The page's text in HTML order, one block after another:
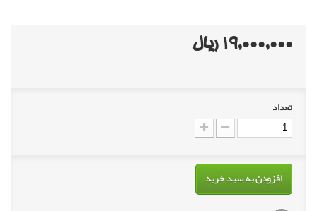
19,000,000 ریال
تعداد
افزودن به سبد خرید